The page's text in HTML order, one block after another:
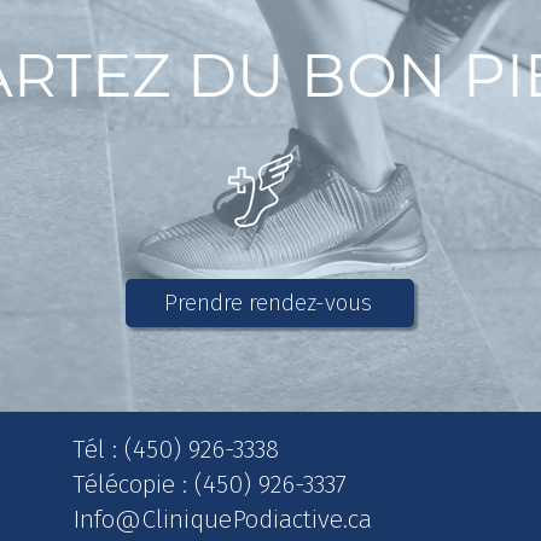
DU BON
Prendre rendez-vous
Tél : (450) 926-3338
Télécopie : (450) 926-3337
Info@CliniquePodiactive.ca